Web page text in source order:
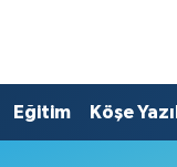
Eğitim Köşe